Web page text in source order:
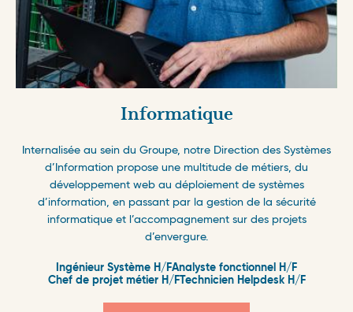
Informatique
Internalisée au sein du Groupe, notre Direction des Systèmes
d’Information propose une multitude de métiers, du
développement web au déploiement de systèmes
d’information, en passant par la gestion de la sécurité
informatique et l’accompagnement sur des projets
d’envergure.
Ingénieur Système H/FAnalyste fonctionnel H/F
Chef de projet métier H/FTechnicien Helpdesk H/F